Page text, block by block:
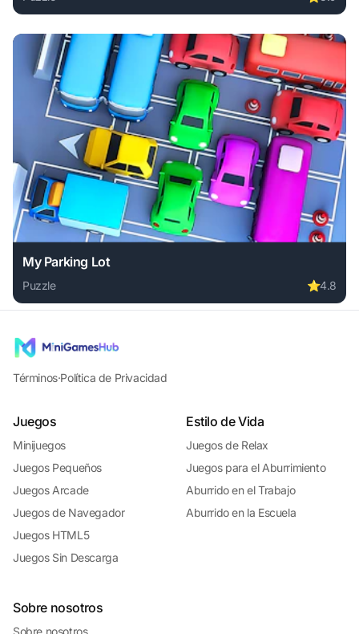
Play Sand Truck online free. puzzle game, no download
My Parking Lot
Puzzle ⭐4.8
Play My Parking Lot online free. puzzle game, no
Términos·Política de Privacidad
Juegos
Minijuegos
Juegos Pequeños
Juegos Arcade
Juegos de Navegador
Juegos HTML5
Juegos Sin Descarga
Estilo de Vida
Juegos de Relax
Juegos para el Aburrimiento
Aburrido en el Trabajo
Aburrido en la Escuela
Sobre nosotros